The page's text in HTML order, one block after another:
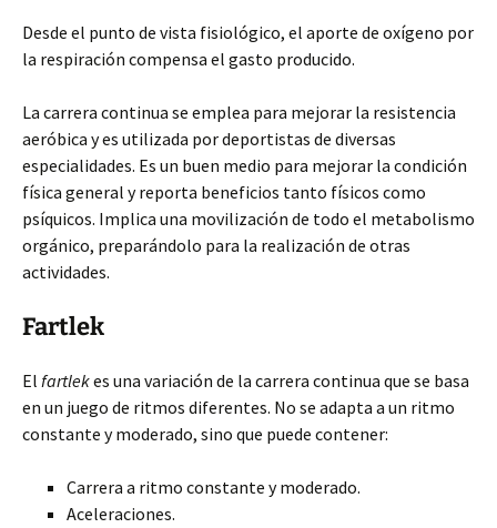
Desde el punto de vista fisiológico, el aporte de oxígeno por
la respiración compensa el gasto producido.
La carrera continua se emplea para mejorar la resistencia
aeróbica y es utilizada por deportistas de diversas
especialidades. Es un buen medio para mejorar la condición
física general y reporta beneficios tanto físicos como
psíquicos. Implica una movilización de todo el metabolismo
orgánico, preparándolo para la realización de otras
actividades.
Fartlek
El fartlekes una variación de la carrera continua que se basa
en un juego de ritmos diferentes. No se adapta a un ritmo
constante y moderado, sino que puede contener:
Carrera a ritmo constante y moderado.
Aceleraciones.